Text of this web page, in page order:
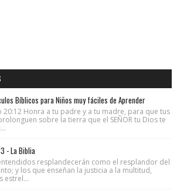
Bíblicos para Niños muy fáciles de Aprender
20:12 Honra a tu padre y a tu madre, para que tus
sobre la tierra que el SEÑOR tu Dios te
- La Biblia
resplandecerán como el resplandor del
y los que enseñan la justicia a la multitud,
estrel...